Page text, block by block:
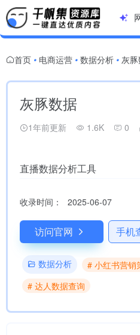
首页 • 电商运营 • 数据分析 • 灰
灰豚数据
1年前更新 1.6K 0
直播数据分析工具
收录时间： 2025-06-07
访问官网 手机
数据分析 # 小红书营销
# 达人数据查询